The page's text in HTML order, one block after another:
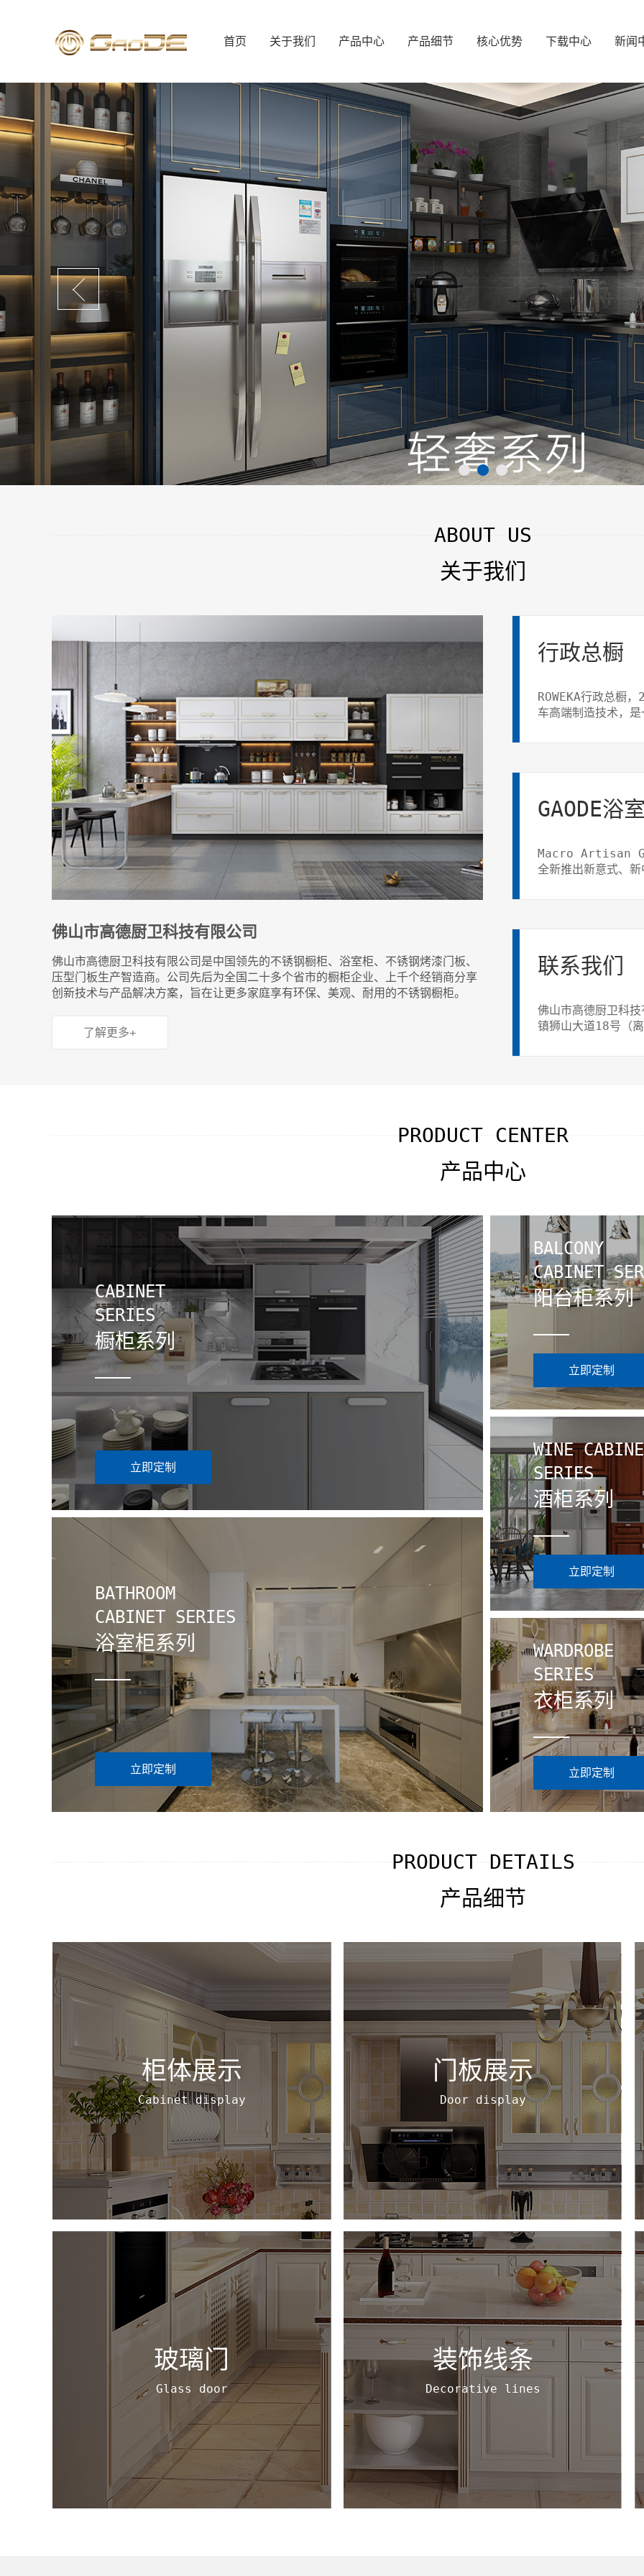
首页 关于我们
公司简介
联系我们
产品中心
橱柜系列
阳台系列
衣柜系列
产品细节
柜体展示
门板展示
拉手展示
玻璃门展示
装饰件展示
五金配件
核心优势
产品优势
合作优势
下载中心 新闻
企业
行业
产品
ABOUT US
关于我们
佛山市高德厨卫科技有限公司
佛山市高德厨卫科技有限公司是中国领先的不锈钢橱柜、浴室柜、不锈钢烤漆门板、
压型门板生产智造商。公司先后为全国二十多个省市的橱柜企业、上千个经销商分享
创新技术与产品解决方案，旨在让更多家庭享有环保、美观、耐用的不锈钢橱柜。
了解更多+
行政总橱
ROWEKA行政总橱
车高端制造技术，
GAODE浴
Macro Artisan
全新推出新意式、
是全球精英人士个
联系我们
佛山市高德厨卫科
镇狮山大道18号（
PRODUCT CENTER
产品中心
CABINET
SERIES
橱柜系列
立即定制
BATHROOM
CABINET SERIES
浴室柜系列
立即定制
BALCONY
CABINET
阳台柜系列
立即定制
WINE
SERIES
酒柜系列
立即定制
WARDROBE
SERIES
衣柜系列
立即定制
PRODUCT DETAILS
产品细节
柜体展示
Cabinet display
门板展示
Door display
玻璃门
Glass door
装饰线条
Decorative lines